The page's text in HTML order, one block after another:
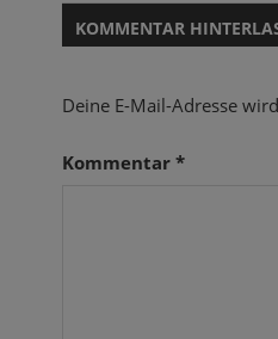
Beitrag:
KOMMENTAR
Deine E-Mail-Adresse
Kommentar *